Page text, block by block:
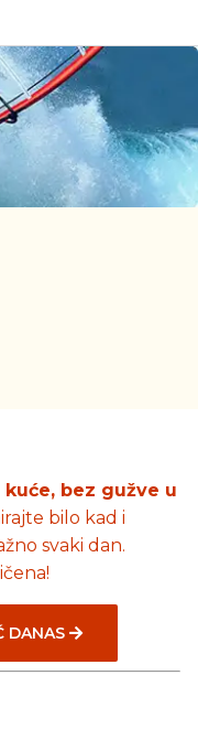
bez gužve u
bilo kad i
svaki dan.
DANAS